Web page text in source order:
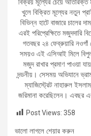
বিক্রয় মূল্যের চেয়ে
খুলে বিক্রিত মূল্যের নতুন
বিভিন্ন হাটে বাজারে চালের
এরই পরিপ্রেক্ষিতে মজুদদারি
গতবছর ২৪ ফেব্রুয়ারি নওগাঁ
সময়ও এই এসিআই মিলে
মজুদ রাখার প্রমাণ পাওয়া
দন্ডনীয়। সেসময় অভিযানে
ম্যাজিস্ট্রেট নাহারুল
জরিমানা করেছিলেন। এবছর
Post Views: 358
ভালো লাগলে শেয়ার করুন